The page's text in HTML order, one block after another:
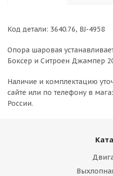
Код детали: 3640.76, BJ-4958
Опора шаровая
Боксер и Ситроен Джампер
Наличие и комплектацию
сайте или по телефону в
России.